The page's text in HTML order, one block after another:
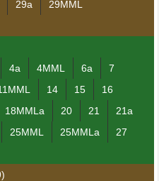
29a
29MML
4a 4MML 6a
7
14 15
16
18MMLa 20 21
21a
25MML 25MMLa
27